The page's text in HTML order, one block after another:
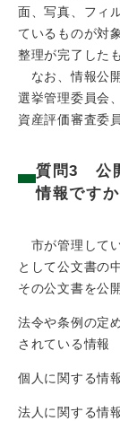
面、写真、フィ
ているものが対
整理が完了した
なお、情報公
選挙管理委員会
資産評価審査委
質問3 公
情報ですか
市が管理して
として公文書の
その公文書を公
法令や条例の定
されている情報
個人に関する情
法人に関する情